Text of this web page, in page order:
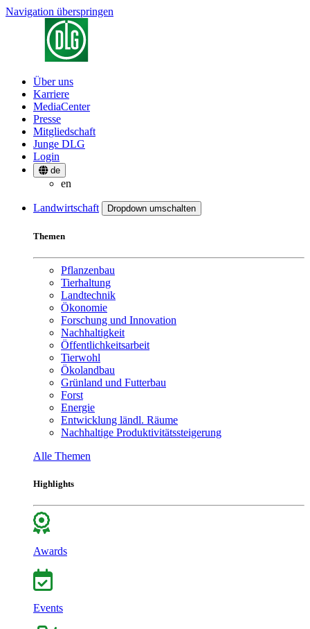
Navigation überspringen
Über uns
Karriere
MediaCenter
Presse
Mitgliedschaft
Junge DLG
Login
de
en
Landwirtschaft Dropdown umschalten
Themen
Pflanzenbau
Tierhaltung
Landtechnik
Ökonomie
Forschung und Innovation
Nachhaltigkeit
Öffentlichkeitsarbeit
Tierwohl
Ökolandbau
Grünland und Futterbau
Forst
Energie
Entwicklung ländl. Räume
Nachhaltige Produktivitätssteigerung
Alle Themen
Highlights
Awards
Events